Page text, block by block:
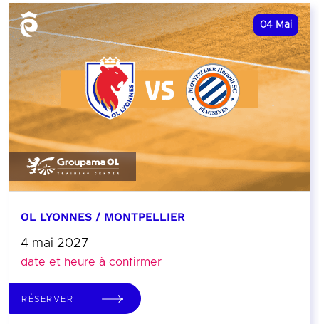
04 Mai
OL LYONNES / MONTPELLIER
4 mai 2027
date et heure à confirmer
RÉSERVER